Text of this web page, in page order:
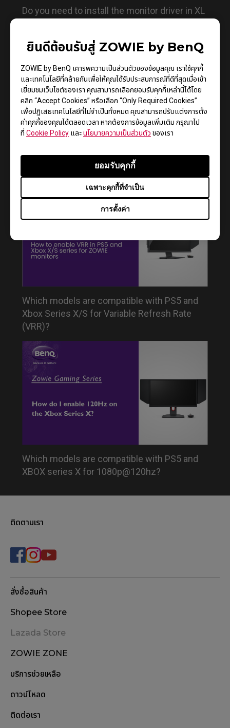
ยินดีต้อนรับสู่ ZOWIE by BenQ
ZOWIE by BenQ เคารพความเป็นส่วนตัวของข้อมูลคุณ เราใช้คุกกี้
และเทคโนโลยีที่คล้ายกันเพื่อให้คุณได้รับประสบการณ์ที่ดีที่สุดเมื่อเข้า
เยี่ยมชมเว็บไซต์ของเรา คุณสามารถเลือกยอมรับคุกกี้เหล่านี้ได้โดย
คลิก “Accept Cookies” หรือเลือก “Only Required Cookies”
เพื่อปฏิเสธเทคโนโลยีที่ไม่จำเป็นทั้งหมด คุณสามารถปรับแต่งการตั้ง
ค่าคุกกี้ของคุณได้ตลอดเวลา หากต้องการข้อมูลเพิ่มเติม กรุณาไป
ที่ Cookie Policy และนโยบายความเป็นส่วนตัว ของเรา
การตั้งค่า
เฉพาะคุกกี้ที่จำเป็น
ยอมรับคุกกี้
Do you need to install the monitor driver in XL
How to get CSGO 4:3 resolution with black
bars or stretched on XL monitors
Which models are compatible with PS5 and
Xbox Series X/S for Variable Refresh Rate
(VRR)?
Which models are compatible with PS5 and
XBOX series X for 1080p@120hz?
ติดตามเรา
สั่งซื้อสินค้า
Shopee Store
Lazada Store
ZOWIE ZONE
บริการช่วยเหลือ
ดาวน์โหลด
ติดต่อเรา